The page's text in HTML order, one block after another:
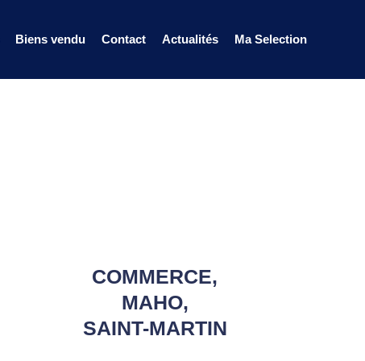
Biens vendu Contact Actualités Ma Selection
COMMERCE,
MAHO,
SAINT-MARTIN